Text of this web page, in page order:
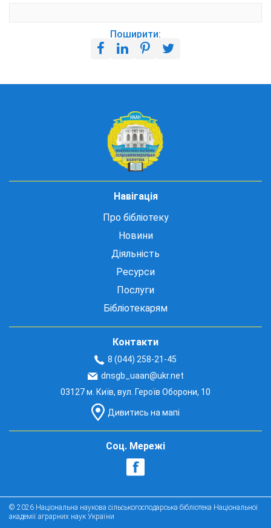
Поширити:
Навігація
Про бібліотеку
Новини
Діяльність
Ресурси
Послуги
Бібліотекарям
Контакти
8 (044) 258-21-45
dnsgb_uaan@ukr.net
03127 м. Київ, вул. Героїв Оборони, 10
Дивитись на мапі
Соц. Мережі
© 2026 Національна наукова сільськогосподарська бібліотека Національної
академії аграрних наук України